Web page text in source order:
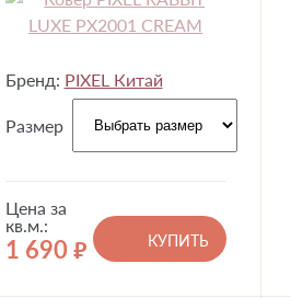
Бренд: PIXEL Китай
Размер
Цена за
кв.м.:
1 690 руб.
КУПИТЬ